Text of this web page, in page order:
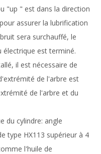
"up " est dans la direction
assurer la lubrification
sera surchauffé, le
électrique est terminé.
il est nécessaire de
de l'arbre est
de l'arbre et du
du cylindre: angle
type HX113 supérieur à 4
l'huile de